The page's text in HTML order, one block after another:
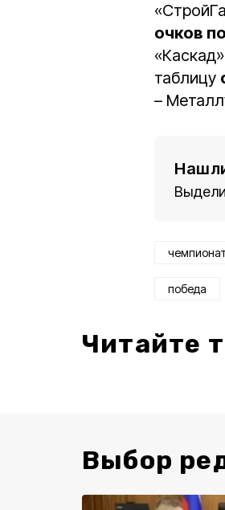
очков
таблицу
–
победа
Читайте
Выбор